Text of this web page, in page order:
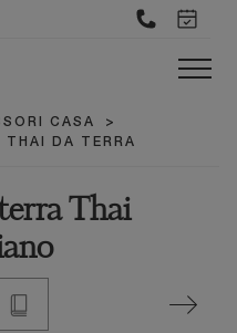
CASA
>
THAI DA TERRA
Thai